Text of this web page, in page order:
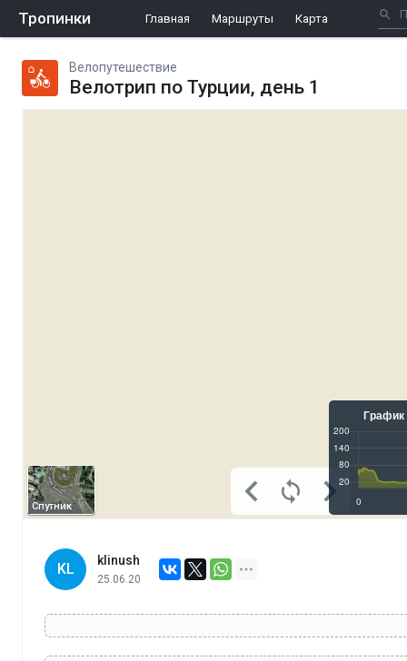
Тропинки Главная Маршруты Карта
Велопутешествие
Велотрип по Турции, день 1
Спутник
KL
klinush
25.06.20